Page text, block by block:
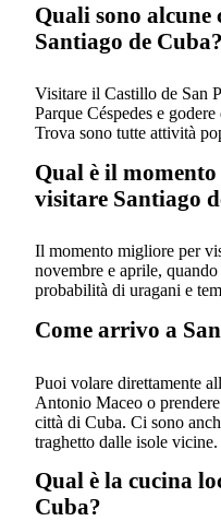
Quali sono alcune
Santiago de Cuba?
Visitare il Castillo de San
Parque Céspedes e
Trova sono tutte attività
Qual è il
visitare Santiago
Il momento migliore per
novembre e aprile,
probabilità di uragani e
Come arrivo a
Puoi volare direttamente
Antonio Maceo o
città di Cuba. Ci sono
traghetto dalle isole vicine.
Qual è la cucina
Cuba?